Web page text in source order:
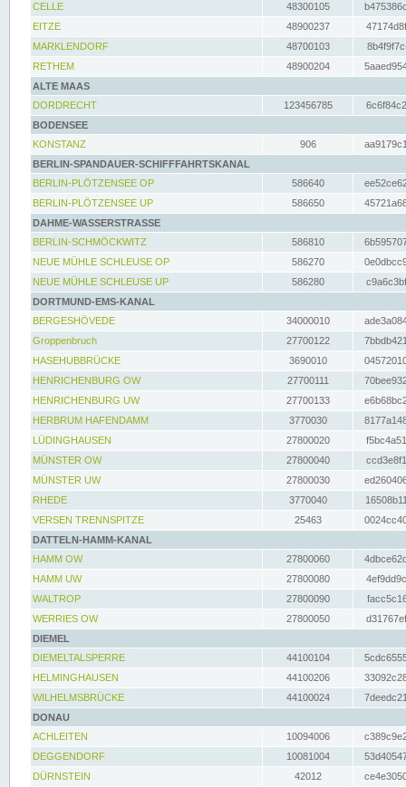
CELLE
48300105
EITZE
48900237
MARKLENDORF
48700103
RETHEM
48900204
ALTE MAAS
DORDRECHT
123456785
BODENSEE
KONSTANZ
906
BERLIN-SPANDAUER-SCHIFFFAHRTSKANAL
BERLIN-PLÖTZENSEE OP
586640
BERLIN-PLÖTZENSEE UP
586650
DAHME-WASSERSTRASSE
BERLIN-SCHMÖCKWITZ
586810
NEUE MÜHLE SCHLEUSE OP
586270
NEUE MÜHLE SCHLEUSE UP
586280
DORTMUND-EMS-KANAL
BERGESHÖVEDE
34000010
Groppenbruch
27700122
HASEHUBBRÜCKE
3690010
HENRICHENBURG OW
27700111
HENRICHENBURG UW
27700133
HERBRUM HAFENDAMM
3770030
LÜDINGHAUSEN
27800020
MÜNSTER OW
27800040
MÜNSTER UW
27800030
RHEDE
3770040
VERSEN TRENNSPITZE
25463
DATTELN-HAMM-KANAL
HAMM OW
27800060
HAMM UW
27800080
WALTROP
27800090
WERRIES OW
27800050
DIEMEL
DIEMELTALSPERRE
44100104
HELMINGHAUSEN
44100206
WILHELMSBRÜCKE
44100024
DONAU
ACHLEITEN
10094006
DEGGENDORF
10081004
DÜRNSTEIN
42012